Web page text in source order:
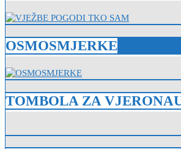
OSMOSMJERKE
TOMBOLA ZA